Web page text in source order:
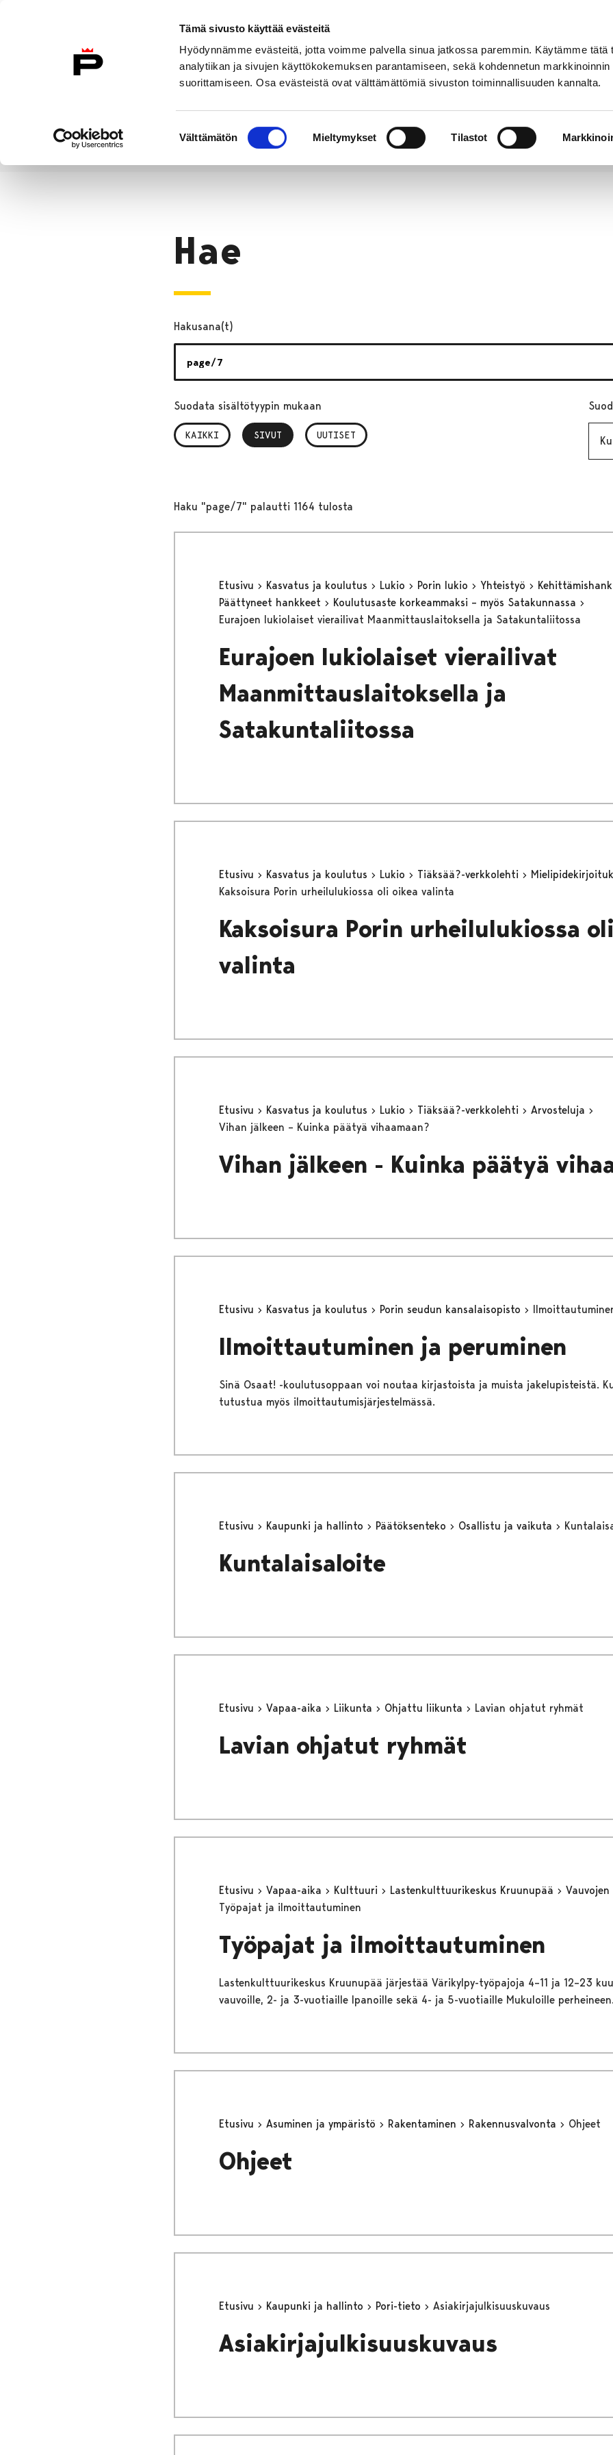
Tämä sivusto käyttää evästeitä
Hyödynnämme evästeitä, jotta voimme palvella sinua jatkossa paremmin. Käytämme tätä
analytiikan ja sivujen käyttökokemuksen parantamiseen, sekä kohdennetun markkinoinnin
suorittamiseen. Osa evästeistä ovat välttämättömiä sivuston toiminnallisuuden kannalta.
valinta
Välttämätön Mieltymykset Tilastot
Etusivulle
Etusivu
Hae
Hakusana(t)
Suodata sisältötyypin mukaan
KAIKKI SIVUT
, VALITTU UUTISET
Haku "page/7" palautti 1164 tulosta
Etusivu Kasvatus ja koulutus Lukio Porin lukio Yhteistyö
Päättyneet hankkeet
Koulutusaste korkeammaksi – myös Satakunnassa
Eurajoen lukiolaiset vierailivat Maanmittauslaitoksella ja Satakuntaliitossa
Eurajoen lukiolaiset vierailivat
Maanmittauslaitoksella ja
Satakuntaliitossa
Etusivu Kasvatus ja koulutus Lukio Tiäksää?-verkkolehti
Kaksoisura Porin urheilulukiossa oli oikea valinta
Kaksoisura Porin urheilulukiossa
valinta
Etusivu Kasvatus ja koulutus Lukio Tiäksää?-verkkolehti
Arvosteluja
Vihan jälkeen – Kuinka päätyä vihaamaan?
Vihan jälkeen - Kuinka päätyä
Etusivu Kasvatus ja koulutus Porin seudun kansalaisopisto
Ilmoittautuminen ja peruminen
Sinä Osaat! -koulutusoppaan voi noutaa kirjastoista ja muista jakelupisteistä.
tutustua myös ilmoittautumisjärjestelmässä.
Etusivu Kaupunki ja hallinto Päätöksenteko Osallistu ja vaikuta
Kuntalaisaloite
Etusivu Vapaa-aika Liikunta Ohjattu liikunta Lavian ohjatut ryhmät
Lavian ohjatut ryhmät
Etusivu Vapaa-aika Kulttuuri Lastenkulttuurikeskus Kruunupää
Työpajat ja ilmoittautuminen
Työpajat ja ilmoittautuminen
Lastenkulttuurikeskus Kruunupää järjestää Värikylpy-työpajoja 4–11 ja 12–23
vauvoille, 2- ja 3-vuotiaille Ipanoille sekä 4- ja 5-vuotiaille Mukuloille
Etusivu Asuminen ja ympäristö Rakentaminen Rakennusvalvonta Ohjeet
Ohjeet
Etusivu Kaupunki ja hallinto Pori-tieto Asiakirjajulkisuuskuvaus
Asiakirjajulkisuuskuvaus